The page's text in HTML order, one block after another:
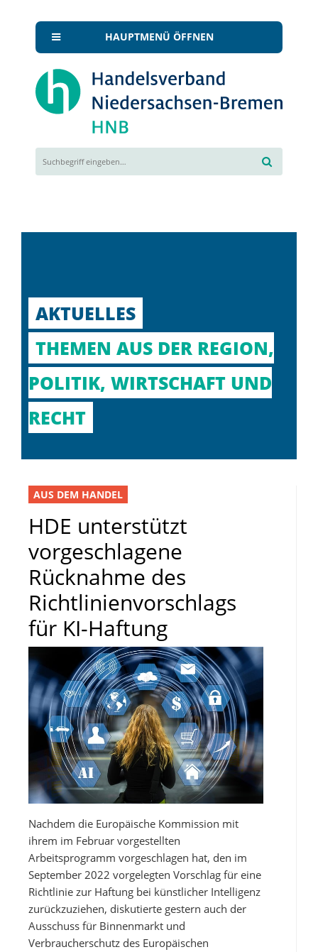
HAUPTMENÜ ÖFFNEN
AKTUELLES
THEMEN AUS DER REGION,
POLITIK, WIRTSCHAFT UND
RECHT
AUS DEM HANDEL
HDE unterstützt
vorgeschlagene
Rücknahme des
Richtlinienvorschlags
für KI-Haftung
Nachdem die Europäische Kommission mit
ihrem im Februar vorgestellten
Arbeitsprogramm vorgeschlagen hat, den im
September 2022 vorgelegten Vorschlag für eine
Richtlinie zur Haftung bei künstlicher Intelligenz
zurückzuziehen, diskutierte gestern auch der
Ausschuss für Binnenmarkt und
Verbraucherschutz des Europäischen